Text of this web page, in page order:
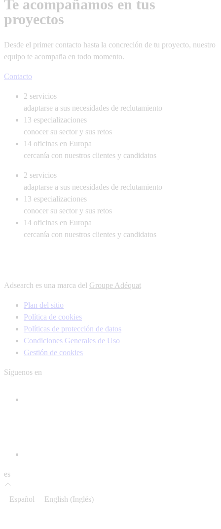
es
Español English (Inglés)
Te acompañamos en tus
proyectos
Desde el primer contacto hasta la concreción de tu proyecto, nuestro
equipo te acompaña en todo momento.
Contacto
2 servicios
adaptarse a sus necesidades de reclutamiento
13 especializaciones
conocer su sector y sus retos
14 oficinas en Europa
cercanía con nuestros clientes y candidatos
2 servicios
adaptarse a sus necesidades de reclutamiento
13 especializaciones
conocer su sector y sus retos
14 oficinas en Europa
cercanía con nuestros clientes y candidatos
Adsearch es una marca del Groupe Adéquat
Plan del sitio
Política de cookies
Políticas de protección de datos
Condiciones Generales de Uso
Gestión de cookies
Síguenos en